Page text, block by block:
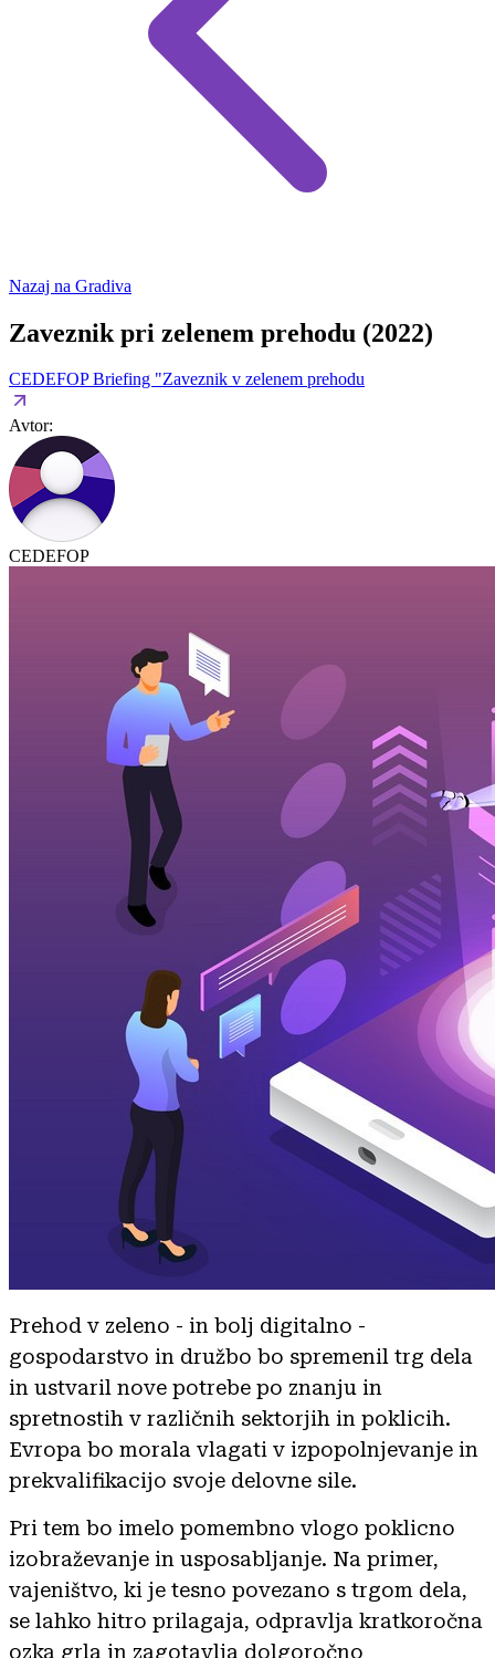
Nazaj na Gradiva
Zaveznik pri zelenem prehodu (2022)
CEDEFOP Briefing "Zaveznik v zelenem prehodu
Avtor:
CEDEFOP
Prehod v zeleno - in bolj digitalno -
gospodarstvo in družbo bo spremenil trg dela
in ustvaril nove potrebe po znanju in
spretnostih v različnih sektorjih in poklicih.
Evropa bo morala vlagati v izpopolnjevanje in
prekvalifikacijo svoje delovne sile.
Pri tem bo imelo pomembno vlogo poklicno
izobraževanje in usposabljanje. Na primer,
vajeništvo, ki je tesno povezano s trgom dela,
se lahko hitro prilagaja, odpravlja kratkoročna
ozka grla in zagotavlja dolgoročno